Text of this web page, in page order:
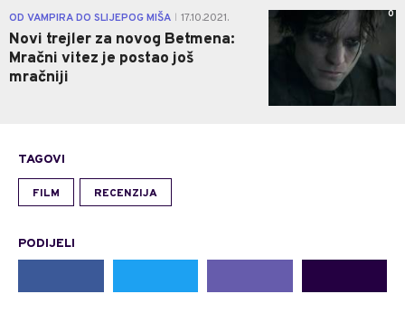
OD VAMPIRA DO SLIJEPOG MIŠA 17.10.2021.
Novi trejler za novog Betmena:
Mračni vitez je postao još
mračniji
0
TAGOVI
FILM RECENZIJA
PODIJELI